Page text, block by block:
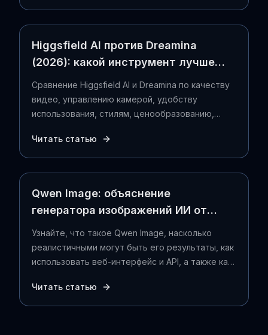
Higgsfield AI против Dreamina
(2026): какой инструмент лучше
для генерации видео с ИИ?
Сравнение Higgsfield AI и Dreamina по качеству
видео, управлению камерой, удобству
использования, стилям, ценообразованию,
рабочему процессу для вашего следующего
проекта.
Читать статью
Qwen Image: объяснение
генератора изображений ИИ от
Alibaba (руководство на 2026 г.)
Узнайте, что такое Qwen Image, насколько
реалистичными могут быть его результаты, как
использовать веб-интерфейс и API, а также как
изображение в видео с помощью Seedance.
Читать статью